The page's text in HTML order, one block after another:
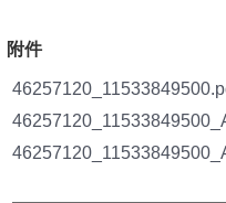
附件